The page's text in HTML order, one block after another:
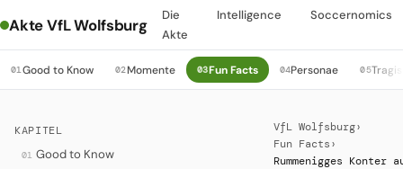
Akte VfL Wolfsburg
Die
Akte
Intelligence Soccernomics
01Good to Know 02Momente 03Fun Facts 04Personae 05
KAPITEL
01 Good to Know
VfL Wolfsburg›
Fun Facts ›
Rummenigges Konter